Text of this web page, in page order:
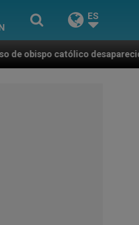
ES
por la dictadura